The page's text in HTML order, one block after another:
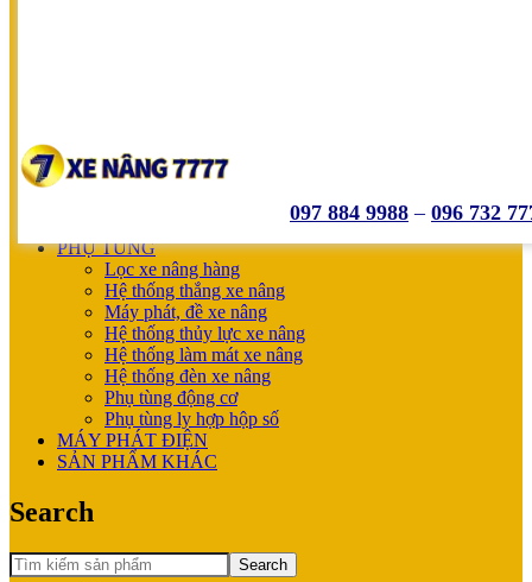
XE NÂNG TAY
XE NÂNG TAY
PHỤ TÙNG
Lọc xe nâng hàng
Hệ thống thắng xe nâng
Máy phát, đề xe nâng
Hệ thống thủy lực xe nâng
Hệ thống làm mát xe nâng
Hệ thống đèn xe nâng
Phụ tùng động cơ
Phụ tùng ly hợp hộp số
MÁY PHÁT ĐIỆN
SẢN PHẨM KHÁC
Search
Search
097 884 9988 – 096 732